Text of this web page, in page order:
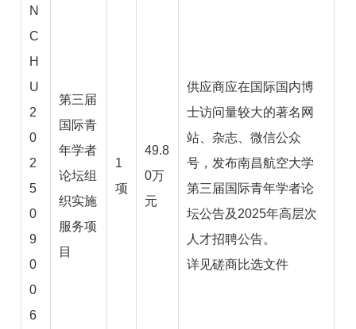
N
C
H
U
2
0
2
5
0
9
0
0
6
第三届
国际青
年学者
论坛组
织实施
服务项
目
1
项
49.8
0万
元
供应商应在国际国内博
士访问量较大的著名网
站、杂志、微信公众
号，发布南昌航空大学
第三届国际青年学者论
坛公告及2025年高层次
人才招聘公告。
详见磋商比选文件